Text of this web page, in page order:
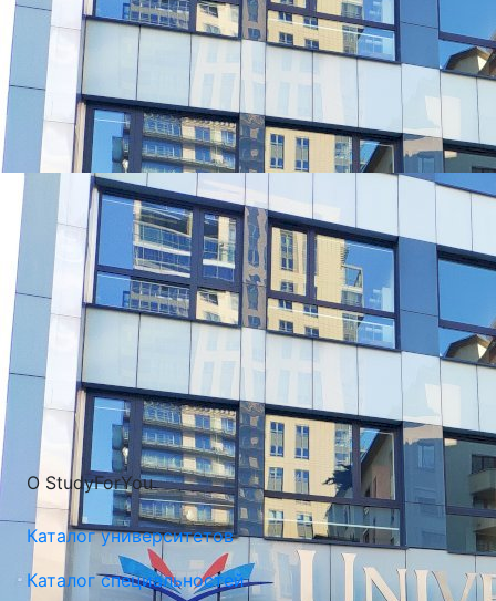
УНИВЕРСИТЕТЫ, КОТОРЫЕ ЧАЩЕ ВСЕГО ВЫБИРАЮТ
О StudyForYou
Каталог университетов
Каталог специальностей